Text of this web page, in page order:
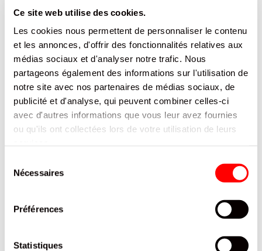
Ce site web utilise des cookies.
Les cookies nous permettent de personnaliser le contenu
et les annonces, d'offrir des fonctionnalités relatives aux
médias sociaux et d'analyser notre trafic. Nous
partageons également des informations sur l'utilisation de
notre site avec nos partenaires de médias sociaux, de
publicité et d'analyse, qui peuvent combiner celles-ci
avec d'autres informations que vous leur avez fournies
ou qu'ils ont collectées lors de votre utilisation de leurs
Nécessaires
Préférences
Statistiques
INFORMATION
Jus de pomme. Source de vitamine C. Teneur en Fruits :
100%
CARACTÉRISTIQUES
DOCUMENTATION
PRODUITS QUI POURRAIENT VOUS